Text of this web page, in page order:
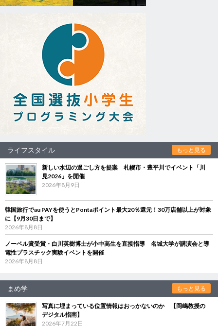
ライフスタイル もっと見る
新しい水辺の過ごし方を提案 札幌市・豊平川でイベント「川
見2026」を開催
2026年8月9日
韓国旅行でau PAYを使うとPontaポイント最大20％還元！30万店舗以上が対象
に【9月30日まで】
2026年8月8日
ノーベル賞受賞・白川英樹博士が小中高生を直接指導 名城大学が講演会と導
電性プラスチック実験イベントを開催
2026年8月8日
まめ学 もっと見る
写真に埋まっている位置情報はおっかないのか 【岡嶋教授の
デジタル指南】
2026年7月22日